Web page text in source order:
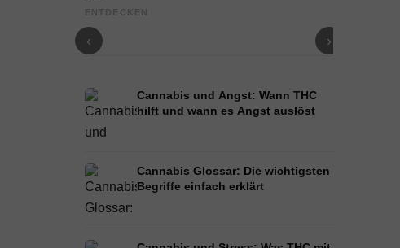
ENTDECKEN
‹
Cannabis und Epilepsie: CBD, Epidiolex und der
›
Cannabis und Angst: Wann THC
hilft und wann es Angst auslöst
Cannabis Glossar: Die wichtigsten
Begriffe einfach erklärt